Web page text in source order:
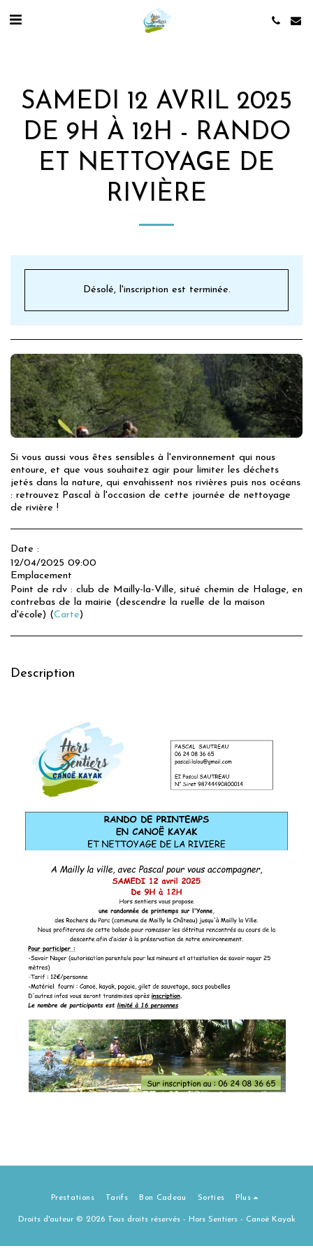
SAMEDI 12 AVRIL 2025
DE 9H À 12H - RANDO
ET NETTOYAGE DE
RIVIÈRE
Désolé, l'inscription est terminée.
Si vous aussi vous êtes sensibles à l'environnement qui nous
entoure, et que vous souhaitez agir pour limiter les déchets
jetés dans la nature, qui envahissent nos rivières puis nos océans
: retrouvez Pascal à l'occasion de cette journée de nettoyage
de rivière !
Date :
12/04/2025 09:00
Emplacement
Point de rdv : club de Mailly-la-Ville, situé chemin de Halage, en
contrebas de la mairie (descendre la ruelle de la maison
d'école) (Carte)
Description
Prestations Tarifs Bon Cadeau Sorties Plus
Droits d'auteur © 2026 Tous droits réservés - Hors Sentiers - Canoë Kayak